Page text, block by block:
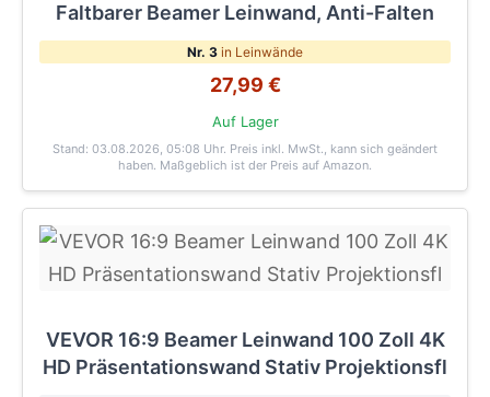
Faltbarer Beamer Leinwand, Anti-Falten
Nr. 3 in Leinwände
27,99 €
Auf Lager
Stand: 03.08.2026, 05:08 Uhr. Preis inkl. MwSt., kann sich geändert
haben. Maßgeblich ist der Preis auf Amazon.
VEVOR 16:9 Beamer Leinwand 100 Zoll 4K
HD Präsentationswand Stativ Projektionsfl